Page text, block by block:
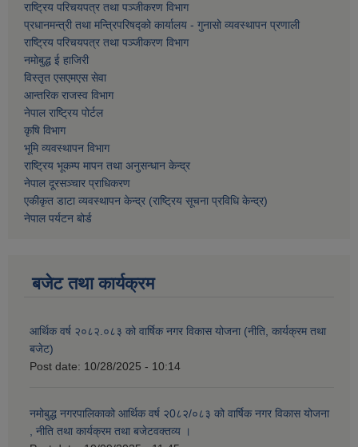
राष्ट्रिय परिचयपत्र तथा पञ्जीकरण विभाग
प्रधानमन्त्री तथा मन्त्रिपरिषद्को कार्यालय - गुनासो व्यवस्थापन प्रणाली
राष्ट्रिय परिचयपत्र तथा पञ्जीकरण विभाग
नमाेबुद्ध ई हाजिरी
विस्तृत एसएमएस सेवा
आन्तरिक राजस्व विभाग
नेपाल राष्ट्रिय पोर्टल
कृषि विभाग
भूमि व्यवस्थापन विभाग
राष्ट्रिय भूकम्प मापन तथा अनुसन्धान केन्द्र
नेपाल दूरसञ्चार प्राधिकरण
एकीकृत डाटा व्यवस्थापन केन्द्र (राष्ट्रिय सूचना प्रविधि केन्द्र)
नेपाल पर्यटन बोर्ड
बजेट तथा कार्यक्रम
आर्थिक वर्ष २०८२.०८३ को वार्षिक नगर विकास योजना (नीति, कार्यक्रम तथा
बजेट)
Post date: 10/28/2025 - 10:14
नमोबुद्ध नगरपालिकाको आर्थिक वर्ष २0८२/०८३ को वार्षिक नगर विकास योजना
, नीति तथा कार्यक्रम तथा बजेटवक्तव्य ।